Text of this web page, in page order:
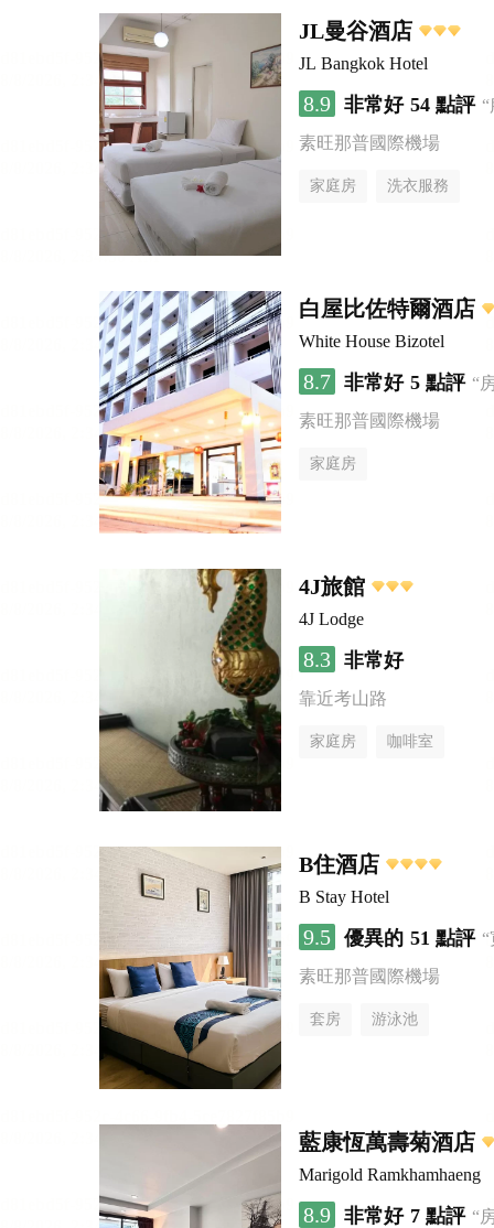
JL曼谷酒店
JL Bangkok Hotel
8.9 非常好 54 點評
素旺那普國際機場
家庭房 洗衣服務
白屋比佐特爾酒店
White House Bizotel
8.7 非常好 5 點評 “
素旺那普國際機場
家庭房
4J旅館
4J Lodge
8.3 非常好
靠近考山路
家庭房 咖啡室
B住酒店
B Stay Hotel
9.5 優異的 51 點評
素旺那普國際機場
套房 游泳池
藍康恆萬壽菊酒店
Marigold Ramkhamhaeng
8.9 非常好 7 點評 “